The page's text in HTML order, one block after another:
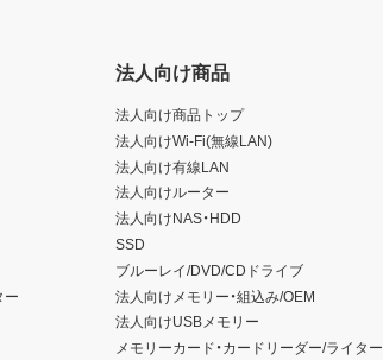
ー
法人向け商品
法人向け商品トップ
法人向けWi-Fi(無線LAN)
法人向け有線LAN
法人向けルーター
法人向けNAS・HDD
SSD
ブルーレイ/DVD/CDドライブ
法人向けメモリー・組込み/OEM
法人向けUSBメモリー
メモリーカード・カードリーダー/ライター